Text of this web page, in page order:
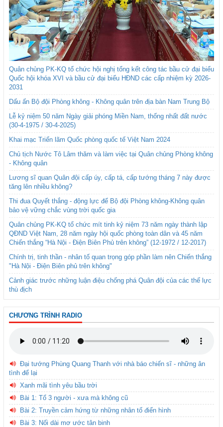
Quân chủng PK-KQ tổ chức hội nghị tổng kết công tác bầu cử đại biểu
Quốc hội khóa XVI và bầu cử đại biểu HĐND các cấp nhiệm kỳ 2026-
2031
Dấu ấn Bộ đội Phòng không - Không quân trên địa bàn Nam Trung Bộ
Lễ kỷ niệm 50 năm Ngày giải phóng Miền Nam, thống nhất đất nước
(30-4-1975 / 30-4-2025)
Khai mạc Triển lãm Quốc phòng quốc tế Việt Nam 2024
Chủ tịch Nước Tô Lâm thăm và làm việc tại Quân chủng Phòng không
- Không quân
Lương sĩ quan Quân đội cấp úy, cấp tá, cấp tướng tháng 7 này được
tăng lên nhiều không?
Thi đua Quyết thắng - động lực để Bộ đội Phòng không-Không quân
bảo vệ vững chắc vùng trời quốc gia
Quân chủng PK-KQ tổ chức mít tinh kỷ niệm 73 năm ngày thành lập
QĐND Việt Nam, 28 năm ngày hội quốc phòng toàn dân và 45 năm
Chiến thắng “Hà Nội - Điện Biên Phủ trên không” (12-1972 / 12-2017)
Chính trị, tinh thần - nhân tố quan trọng góp phần làm nên Chiến thắng
"Hà Nội - Điện Biên phủ trên không"
Cảnh giác trước những luận điệu chống phá Quân đội của các thế lực
thù địch
CHƯƠNG TRÌNH RADIO
Đại tướng Phùng Quang Thanh với nhà báo chiến sĩ - những ân
tình để lại
Xanh mãi tình yêu bầu trời
Bài 1: Tổ 3 người - xưa mà không cũ
Bài 2: Truyền cảm hứng từ những nhân tố điển hình
Bài 3: Nối dài mơ ước tân binh